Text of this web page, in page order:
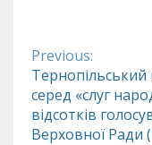
Continue
Reading
Previous:
серед «слуг
відсотків
Верховної Ради